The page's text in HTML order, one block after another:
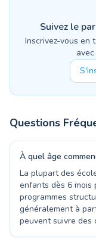
Suivez le
Inscrivez-vous en
Questions
À quel âge
La plupart des
enfants dès 6 mois
programmes
généralement à
peuvent suivre des